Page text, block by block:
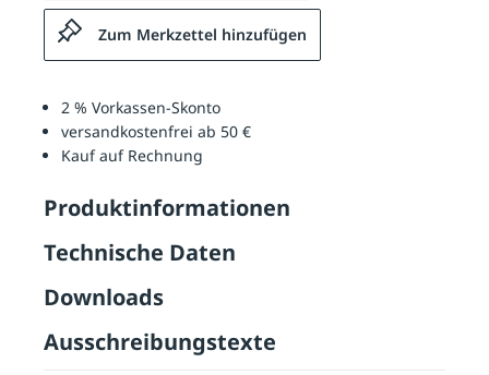
Zum Merkzettel hinzufügen
2 % Vorkassen-Skonto
versandkostenfrei ab 50 €
Kauf auf Rechnung
Produktinformationen
Technische Daten
Downloads
Ausschreibungstexte